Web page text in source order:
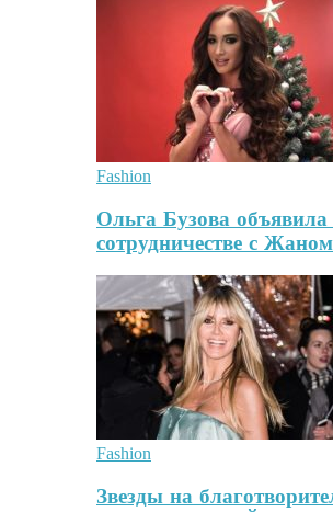
Fashion
Ольга Бузова объявила
сотрудничестве с
Fashion
Звезды на